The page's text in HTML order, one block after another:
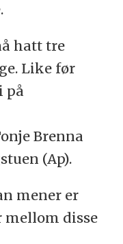
hatt tre
Like før
på
Brenna
(Ap).
mener er
mellom disse